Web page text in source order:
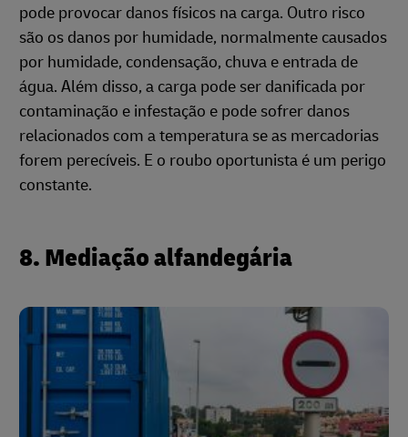
pode provocar danos físicos na carga. Outro risco
são os danos por humidade, normalmente causados
por humidade, condensação, chuva e entrada de
água. Além disso, a carga pode ser danificada por
contaminação e infestação e pode sofrer danos
relacionados com a temperatura se as mercadorias
forem perecíveis. E o roubo oportunista é um perigo
constante.
8. Mediação alfandegária